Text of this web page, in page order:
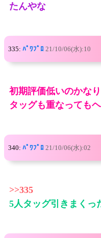
たんやな
335: ﾊﾟﾜﾌﾟﾛ 21/10/06(水):10
初期評価低いのかな
タッグも重なっても
340: ﾊﾟﾜﾌﾟﾛ 21/10/06(水):02
>>335
5人タッグ引きまくっ